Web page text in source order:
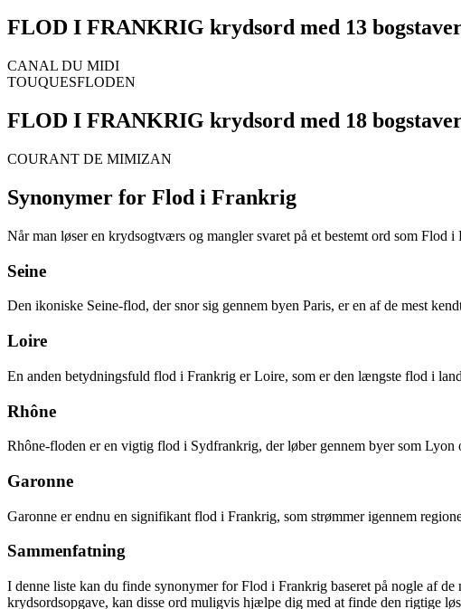
FLOD I FRANKRIG krydsord med 13
CANAL DU MIDI
TOUQUESFLODEN
FLOD I FRANKRIG krydsord med 18
COURANT DE MIMIZAN
Synonymer for Flod i Frankrig
Når man løser en krydsogtværs og mangler svaret på et bestemt ord som
Seine
Den ikoniske Seine-flod, der snor sig gennem byen Paris, er en af de mest
Loire
En anden betydningsfuld flod i Frankrig er Loire, som er den længste flod i
Rhône
Rhône-floden er en vigtig flod i Sydfrankrig, der løber gennem byer som
Garonne
Garonne er endnu en signifikant flod i Frankrig, som strømmer igennem
Sammenfatning
I denne liste kan du finde synonymer for Flod i Frankrig baseret på nogle af
krydsordsopgave, kan disse ord muligvis hjælpe dig med at finde den rigtige